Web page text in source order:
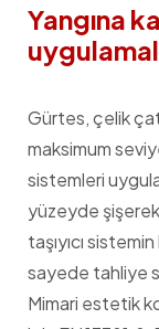
Yangına
Gürtes, çelik
maksimum
sistemleri
yüzeyde
taşıyıcı
sayede tahliye
Mimari estetik